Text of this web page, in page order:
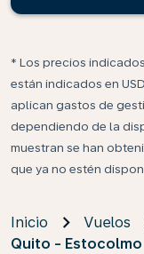
* Los precios
están indicados en
aplican gastos de
dependiendo de la
muestran se han
que ya no estén
Inicio Vuelos
Quito - Estocolmo